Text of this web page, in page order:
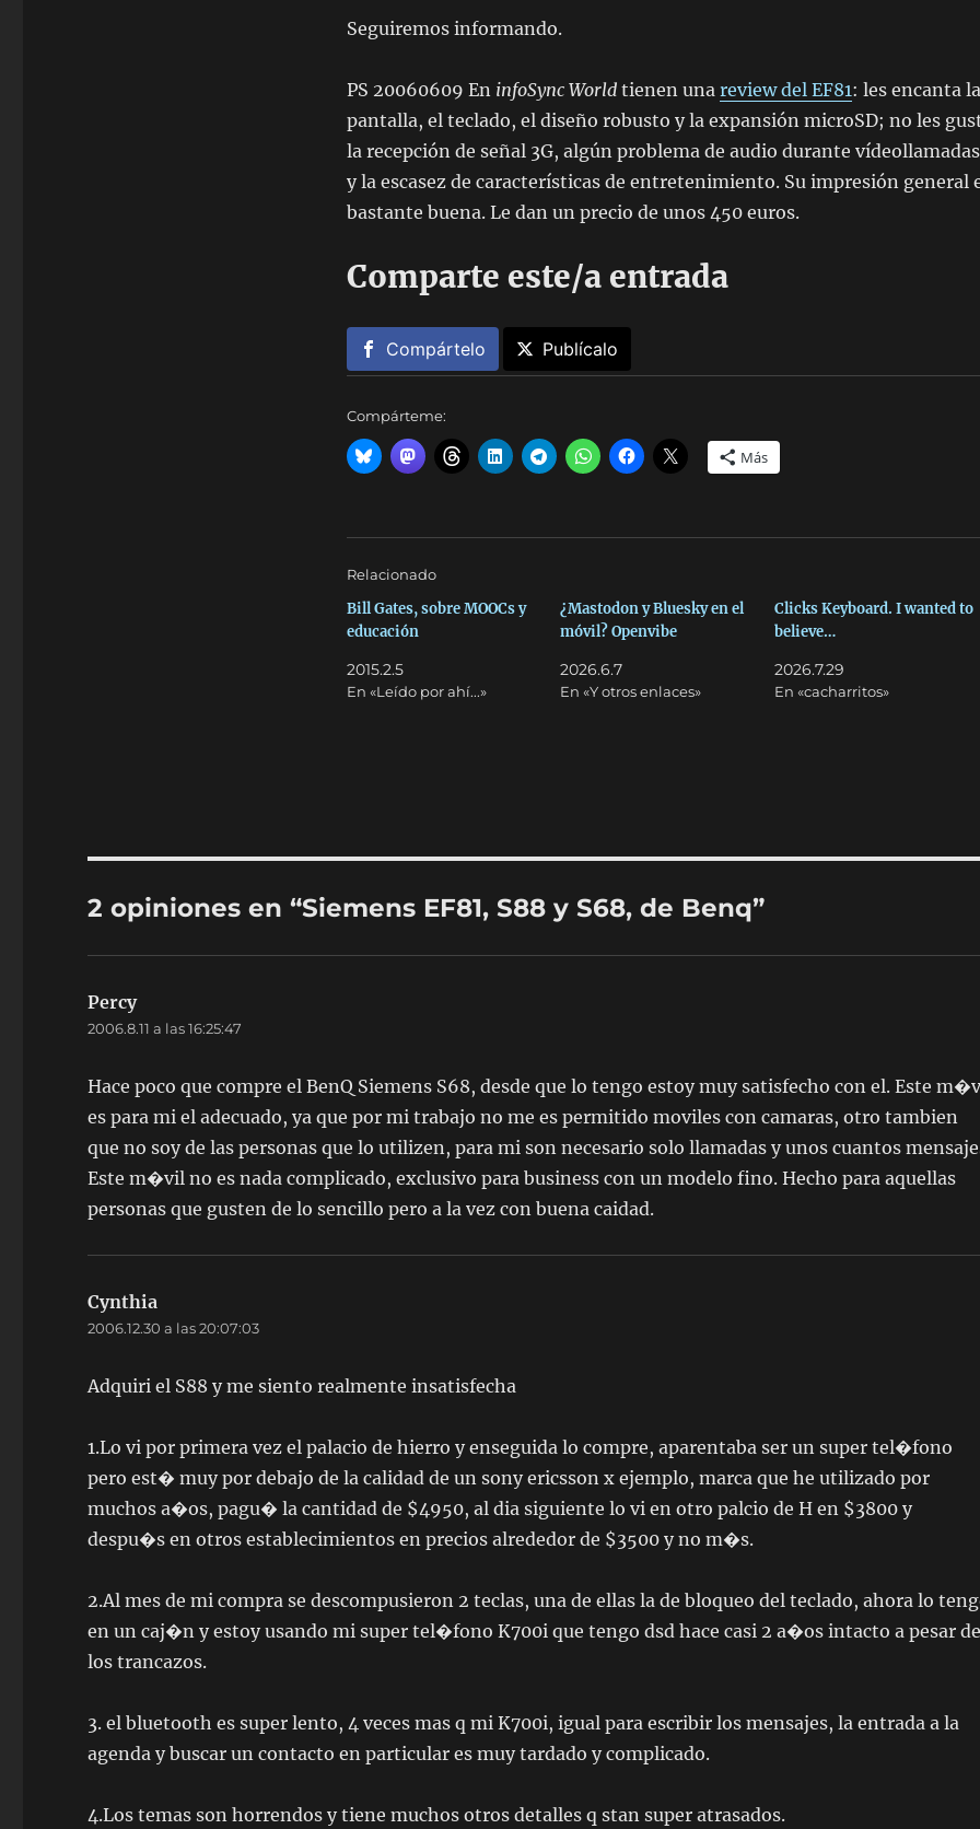
Seguiremos informando.
PS 20060609 En infoSync Worldtienen una review del EF81: les encanta la
pantalla, el teclado, el diseño robusto y la expansión microSD; no les
la recepción de señal 3G, algún problema de audio durante vídeollamadas
y la escasez de características de entretenimiento. Su impresión general
bastante buena. Le dan un precio de unos 450 euros.
Comparte este/a entrada
Compártelo Publícalo
Compárteme:
Más
Relacionado
Bill Gates, sobre MOOCs y
educación
2015.2.5
En «Leído por ahí...»
¿Mastodon y Bluesky en el
móvil? Openvibe
2026.6.7
En «Y otros enlaces»
Clicks Keyboard. I wanted to
believe…
2026.7.29
En «cacharritos»
2 opiniones en “Siemens EF81, S88 y S68, de Benq”
Percydice:
2006.8.11 a las 16:25:47
Hace poco que compre el BenQ Siemens S68, desde que lo tengo estoy muy satisfecho con el. Este
es para mi el adecuado, ya que por mi trabajo no me es permitido moviles con camaras, otro tambien
que no soy de las personas que lo utilizen, para mi son necesario solo llamadas y unos cuantos
Este m�vil no es nada complicado, exclusivo para business con un modelo fino. Hecho para aquellas
personas que gusten de lo sencillo pero a la vez con buena caidad.
Cynthia
2006.12.30 a las 20:07:03
Adquiri el S88 y me siento realmente insatisfecha
1.Lo vi por primera vez el palacio de hierro y enseguida lo compre, aparentaba ser un super tel�fono
pero est� muy por debajo de la calidad de un sony ericsson x ejemplo, marca que he utilizado por
muchos a�os, pagu� la cantidad de $4950, al dia siguiente lo vi en otro palcio de H en $3800 y
despu�s en otros establecimientos en precios alrededor de $3500 y no m�s.
2.Al mes de mi compra se descompusieron 2 teclas, una de ellas la de bloqueo del teclado, ahora lo
en un caj�n y estoy usando mi super tel�fono K700i que tengo dsd hace casi 2 a�os intacto a pesar
los trancazos.
3. el bluetooth es super lento, 4 veces mas q mi K700i, igual para escribir los mensajes, la entrada a la
agenda y buscar un contacto en particular es muy tardado y complicado.
4.Los temas son horrendos y tiene muchos otros detalles q stan super atrasados.